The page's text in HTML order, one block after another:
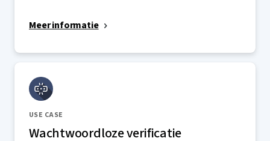
Meer informatie
USE CASE
Wachtwoordloze verificatie